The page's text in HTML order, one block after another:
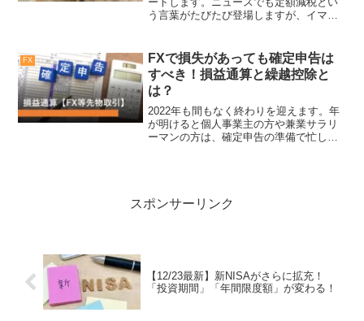
う言葉がたびたび登場しますが、イマイ
ついてわかりやすく解説していきます！
サラリーマンなどの...
FX
FXで損失があっても確定申告は
すべき！損益通算と繰越控除と
は？
2022年も間もなく終わりを迎えます。年
が明けると個人事業主の方や兼業サラリ
ーマンの方は、確定申告の準備で忙しく
スポンサーリンク
【12/23最新】新NISAがさらに拡充！
「投資期間」「年間限度額」が変わる！